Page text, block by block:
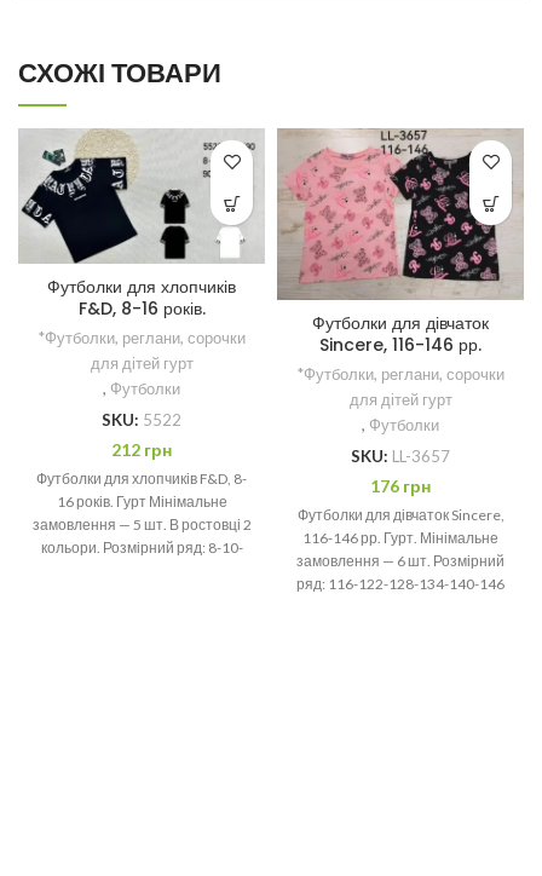
СХОЖІ ТОВАРИ
Футболки для хлопчиків
F&D, 8-16 років.
*Футболки, реглани, сорочки
для дітей гурт
, Футболки
SKU: 5522
212 грн
Футболки для хлопчиків F&D, 8-
16 років. Гурт Мінімальне
замовлення — 5 шт. В ростовці 2
кольори. Розмірний ряд: 8-10-
Футболки для дівчаток
Sincere, 116-146 рр.
*Футболки, реглани, сорочки
для дітей гурт
, Футболки
SKU: LL-3657
176 грн
Футболки для дівчаток Sincere,
116-146 рр. Гурт. Мінімальне
замовлення — 6 шт. Розмірний
ряд: 116-122-128-134-140-146